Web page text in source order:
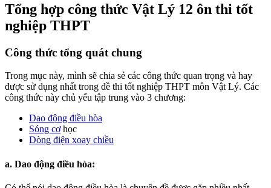
Tổng hợp công thức Vật Lý 12 ôn thi tốt
nghiệp THPT
Công thức tổng quát chung
Trong mục này, mình sẽ chia sẻ các công thức quan trọng và hay
được sử dụng nhất trong đề thi tốt nghiệp THPT môn Vật Lý. Các
công thức này chủ yếu tập trung vào 3 chương:
Dao động điều hòa
Sóng cơhọc
Dòng điện xoay chiều
a. Dao động điều hòa: